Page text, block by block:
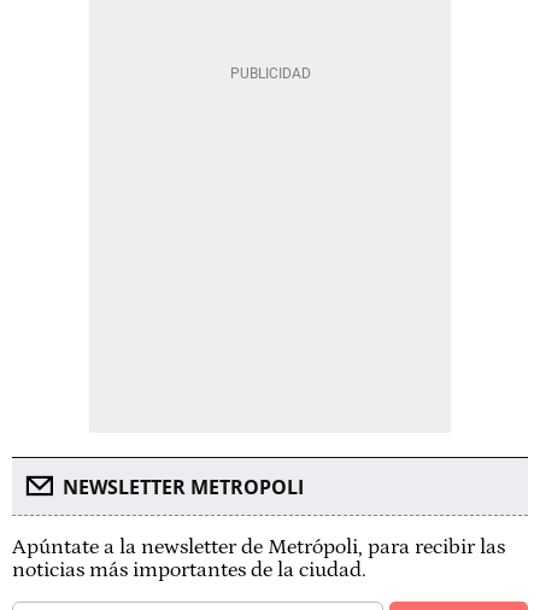
NEWSLETTER METROPOLI
Apúntate a la newsletter de Metrópoli, para recibir las
noticias más importantes de la ciudad.